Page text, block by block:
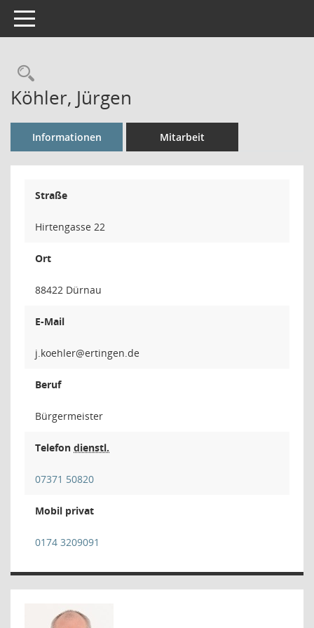
Toggle navigation
Rechercheauswahl
Köhler, Jürgen
Informationen Mitarbeit
Straße
Hirtengasse 22
Ort
88422 Dürnau
E-Mail
relh
Beruf
Bürgermeister
Telefon dienstl.
07371 50820
Mobil privat
0174 3209091